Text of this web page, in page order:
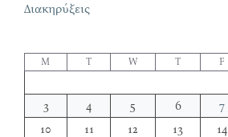
Διακηρύξεις
M T W T F
3
4 5 6 7
10
11 12 13 14